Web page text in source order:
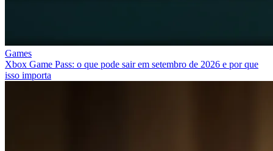
Games
Xbox Game Pass: o que pode sair em setembro de 2026 e por que
isso importa